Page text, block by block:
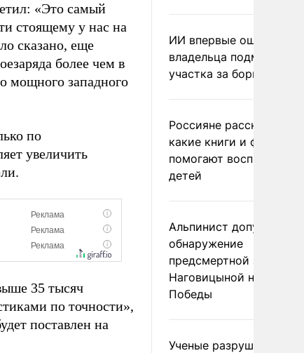
«Это самый
стоящему у нас на
сказано, еще
более чем в
мощного западного
по
увеличить
35 тысяч
по точности»,
поставлен на
ИИ впервые
владельца
участка за борщевик
Россияне рассказали,
какие книги и фильмы
помогают воспитывать
детей
Альпинист допустил
обнаружение
предсмертной записки
Наговицыной на пике
Победы
Ученые разрушили миф